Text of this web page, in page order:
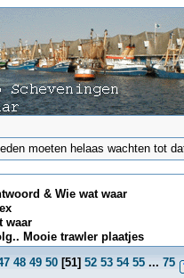
moeten helaas wachten tot
& Wie wat waar
waar
Mooie trawler plaatjes
48 49 50[51] 52 53 54 55 ... 75